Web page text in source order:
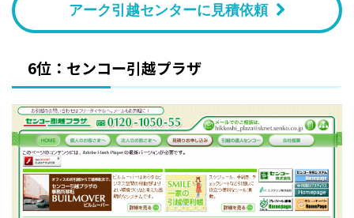
アーク引越センターに見積依頼
6位：センコー引越プラザ